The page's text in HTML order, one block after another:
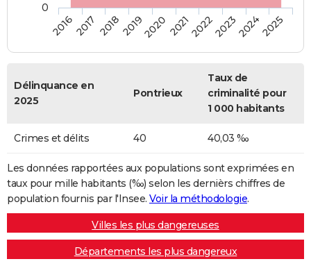
20162017 20182019202020212022202320242025
0
Délinquance en
2025
Pontrieux
Taux de
criminalité pour
1 000 habitants
Crimes et délits 40 40,03 ‰
Les données rapportées aux populations sont exprimées en
taux pour mille habitants (‰) selon les dernièrs chiffres de
population fournis par l'Insee. Voir la méthodologie.
Villes les plus dangereuses
Départements les plus dangereux